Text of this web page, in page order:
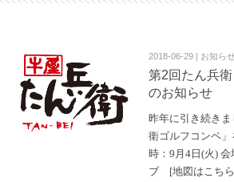
2018-06-29 | お知ら
第2回たん兵
のお知らせ
昨年に引き続き
衛ゴルフコンペ
時：9月4日(火)
ブ [地図はこち